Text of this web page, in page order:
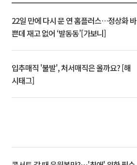
22일 만에 다시 문 연 홈플러스…정상화 바
쁜데 재고 없어 ‘발동동’[가보니]
입추매직 '불발', 처서매직은 올까요? [해
시태그]